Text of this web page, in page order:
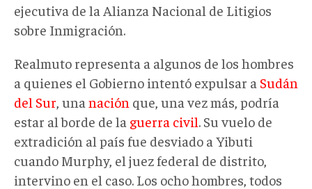
ejecutiva de la Alianza Nacional de Litigios
sobre Inmigración.
Realmuto representa a algunos de los hombres
a quienes el Gobierno intentó expulsar a Sudán
del Sur , una nación que, una vez más, podría
estar al borde de la guerra civil. Su vuelo de
extradición al país fue desviado a Yibuti
cuando Murphy, el juez federal de distrito,
intervino en el caso. Los ocho hombres, todos